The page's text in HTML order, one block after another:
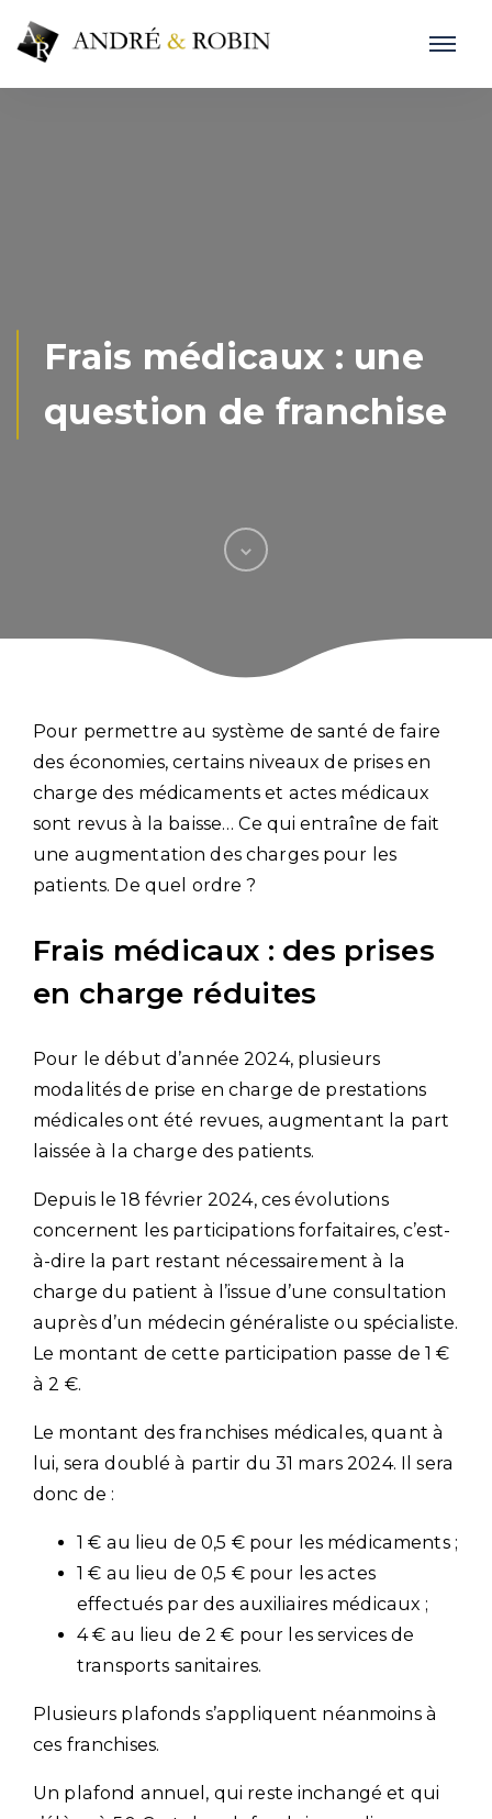
Frais médicaux : une
question de franchise
Pour permettre au système de santé de faire
des économies, certains niveaux de prises en
charge des médicaments et actes médicaux
sont revus à la baisse… Ce qui entraîne de fait
une augmentation des charges pour les
patients. De quel ordre ?
Frais médicaux : des prises
en charge réduites
Pour le début d’année 2024, plusieurs
modalités de prise en charge de prestations
médicales ont été revues, augmentant la part
laissée à la charge des patients.
Depuis le 18 février 2024, ces évolutions
concernent les participations forfaitaires, c’est-
à-dire la part restant nécessairement à la
charge du patient à l’issue d’une consultation
auprès d’un médecin généraliste ou spécialiste.
Le montant de cette participation passe de 1 €
à 2 €.
Le montant des franchises médicales, quant à
lui, sera doublé à partir du 31 mars 2024. Il sera
donc de :
1 € au lieu de 0,5 € pour les médicaments ;
1 € au lieu de 0,5 € pour les actes
effectués par des auxiliaires médicaux ;
4 € au lieu de 2 € pour les services de
transports sanitaires.
Plusieurs plafonds s’appliquent néanmoins à
ces franchises.
Un plafond annuel, qui reste inchangé et qui